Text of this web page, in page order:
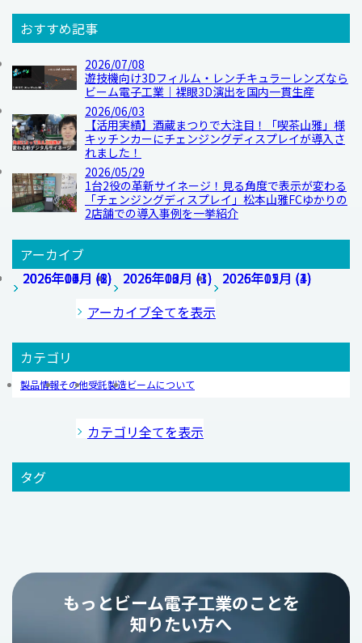
おすすめ記事
2026/07/08
遊技機向け3Dフィルム・レンチキュラーレンズなら
ビーム電子工業｜裸眼3D演出を国内一貫生産
2026/06/03
【活用実績】酒蔵まつりで大注目！「喫茶山雅」様
キッチンカーにチェンジングディスプレイが導入さ
れました！
2026/05/29
1台2役の革新サイネージ！見る角度で表示が変わる
「チェンジングディスプレイ」松本山雅FCゆかりの
2店舗での導入事例を一挙紹介
アーカイブ
2026年07月 (1)
2026年06月 (1) 2026年05月 (1)
2026年04月 (2) 2026年03月 (3) 2026年02月 (4)
2026年01月 (1) 2025年12月 (1) 2025年11月 (3)
2025年10月 (8)
アーカイブ全てを表示
カテゴリ
製品情報その他受託製造ビームについて
カテゴリ全てを表示
タグ
もっとビーム電子工業のことを
知りたい方へ